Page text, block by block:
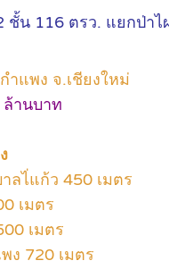
ชั้น 116 ตรว. แยกป่า
ำแพง จ.เชียงใหม่
ล้านบาท
ลไ่แก้ว 450 เมตร
เมตร
เมตร
ง 720 เมตร